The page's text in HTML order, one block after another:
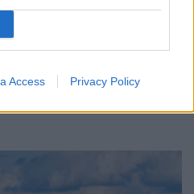
Access Privacy Policy
εκατ. ευρώ για τις
για τις μικρές